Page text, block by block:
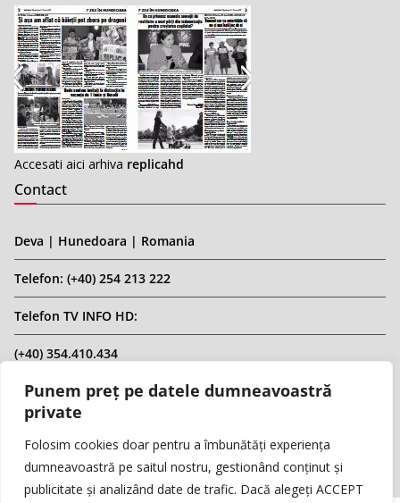
Punem preț pe datele dumneavoastră
private
Folosim cookies doar pentru a îmbunătăți experiența
dumneavoastră pe saitul nostru, gestionând conținut și
publicitate și analizând date de trafic. Dacă alegeți ACCEPT
Accesati aici arhiva replicahd
Contact
Deva | Hunedoara | Romania
Telefon: (+40) 254 213 222
Telefon TV INFO HD:
(+40) 354.410.434
Email: infohd20@gmail.com
Website: www.replicahd.ro